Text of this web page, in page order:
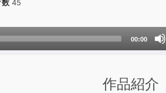
数 45
00:00
作品紹介